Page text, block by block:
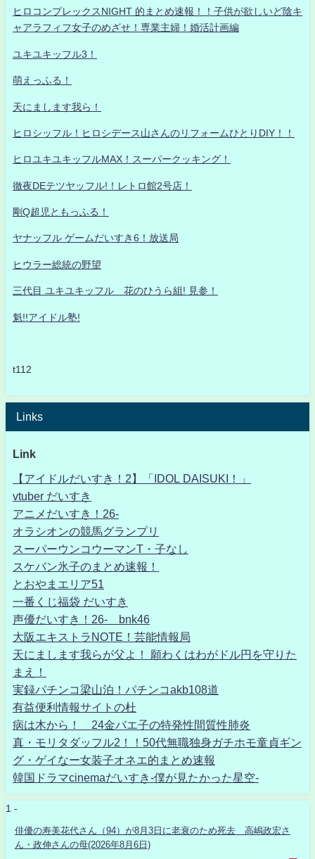
ヒロコンプレックスNIGHT 的まとめ速報！！子供が欲しいど陰キ
ャアラフィフ女子のめざせ！専業主婦！婚活計画編
ユキユキッフル3！
萌えっふる！
天にまします我ら！
ヒロシッフル！ヒロシデース山さんのリフォームひとりDIY！！
ヒロユキユキッフルMAX！スーパークッキング！
徹夜DEテツヤッフル!！レトロ館2号店！
剛Q超児ともっふる！
ヤナッフル ゲームだいすき6！放送局
ヒウラー総統の野望
三代目 ユキユキッフル 花のひうら組! 見参！
魁!!アイドル塾!
t112
Links
Link
【アイドルだいすき！2】「IDOL DAISUKI！」
vtuber だいすき
アニメだいすき！26-
オラシオンの競馬グランプリ
スーパーウンコウーマンT・子なし
スケバン氷子のまとめ速報！
とおやまエリア51
一番くじ福袋 だいすき
声優だいすき！26- bnk46
大阪エキストラNOTE！芸能情報局
天にまします我らが父よ！ 願わくはわがドル円を守りた
まえ！
実録パチンコ梁山泊！パチンコakb108道
有益便利情報サイトの杜
病は木から！ 24金バエ子の特発性間質性肺炎
真・モリタダッフル2！！50代無職独身ガチホモ童貞ギン
グ・ゲイなー女装子オネエ的まとめ速報
韓国ドラマcinemaだいすき-僕が見たかった星空-
1 -
俳優の寿美花代さん（94）が8月3日に老衰のため死去 高嶋政宏さ
ん・政伸さんの母(2026年8月6日)